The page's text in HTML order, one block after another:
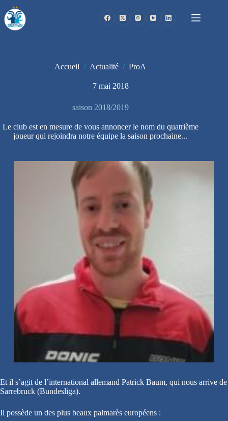
au
contenu
Accueil / Actualité / ProA
7 mai 2018
saison 2018/2019
Le club est en mesure de vous annoncer le nom du quatrième
joueur qui rejoindra notre équipe la saison prochaine...
Et il s’agit de l’international allemand Patrick Baum, qui nous arrive de
Sarrebruck (Bundesliga).
Il possède un des plus beaux palmarès européens :